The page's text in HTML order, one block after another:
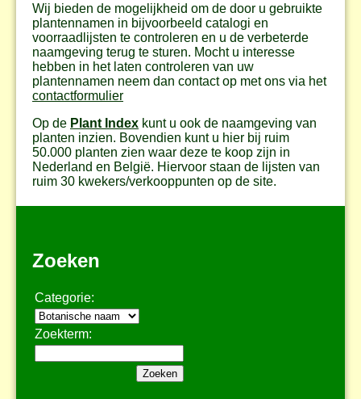
Wij bieden de mogelijkheid om de door u gebruikte
plantennamen in bijvoorbeeld catalogi en
voorraadlijsten te controleren en u de verbeterde
naamgeving terug te sturen. Mocht u interesse
hebben in het laten controleren van uw
plantennamen neem dan contact op met ons via het
contactformulier
Op de Plant Index kunt u ook de naamgeving van
planten inzien. Bovendien kunt u hier bij ruim
50.000 planten zien waar deze te koop zijn in
Nederland en België. Hiervoor staan de lijsten van
ruim 30 kwekers/verkooppunten op de site.
Zoeken
Categorie:
Zoekterm: